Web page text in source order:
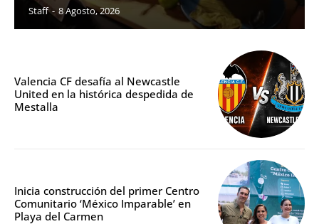
Staff - 8 Agosto, 2026
Valencia CF desafía al Newcastle
United en la histórica despedida de
Mestalla
Inicia construcción del primer Centro
Comunitario ‘México Imparable’ en
Playa del Carmen